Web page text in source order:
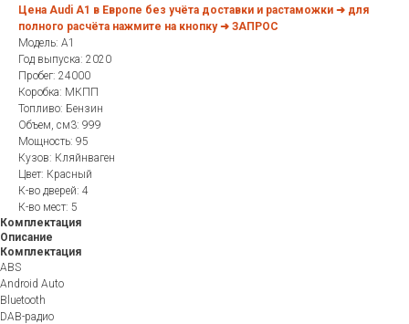
Цена Audi A1 в Европе без учёта доставки и растаможки ➜ для
полного расчёта нажмите на кнопку ➜ ЗАПРОС
Модель: A1
Год выпуска: 2020
Пробег: 24000
Коробка: МКПП
Топливо: Бензин
Объем, см3: 999
Мощность: 95
Кузов: Кляйнваген
Цвет: Красный
К-во дверей: 4
К-во мест: 5
Комплектация
Описание
Комплектация
ABS
Android Auto
Bluetooth
DAB-радио